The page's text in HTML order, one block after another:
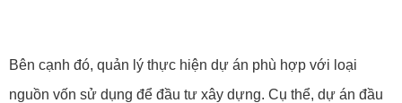
Bên cạnh đó, quản lý thực hiện dự án phù hợp với loại
nguồn vốn sử dụng để đầu tư xây dựng. Cụ thể, dự án đầu